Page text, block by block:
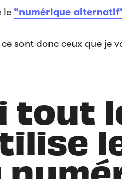
le "numérique
sont donc ceux que je
tout